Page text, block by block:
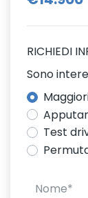
RICHIEDI
Sono
Test